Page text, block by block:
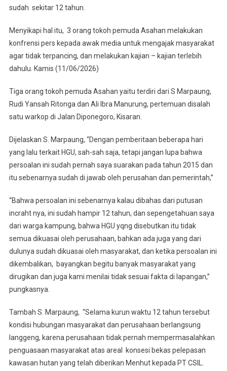
Fakta Dan
Rugikan
Masyarakat
sudah sekitar 12 tahun.
Menyikapi hal itu, 3 orang tokoh pemuda Asahan melakukan
konfrensi pers kepada awak media untuk mengajak masyarakat
agar tidak terpancing, dan melakukan kajian – kajian terlebih
dahulu. Kamis (11/06/2026)
Tiga orang tokoh pemuda Asahan yaitu terdiri dari S Marpaung,
Rudi Yansah Ritonga dan Ali Ibra Manurung, pertemuan disalah
satu warkop di Jalan Diponegoro, Kisaran.
Dijelaskan S. Marpaung, “Dengan pemberitaan beberapa hari
yang lalu terkait HGU, sah-sah saja, tetapi jangan lupa bahwa
persoalan ini sudah pernah saya suarakan pada tahun 2015 dan
itu sebenarnya sudah di jawab oleh perusahan dan pemerintah,”
“Bahwa persoalan ini sebenarnya kalau dibahas dari putusan
incraht nya, ini sudah hampir 12 tahun, dan sepengetahuan saya
dari warga kampung, bahwa HGU yqng disebutkan itu tidak
semua dikuasai oleh perusahaan, bahkan ada juga yang dari
dulunya sudah dikuasai oleh masyarakat, dan ketika persoalan ini
dikembalikan, bayangkan begitu banyak masyarakat yang
dirugikan dan juga kami menilai tidak sesuai fakta di lapangan,”
pungkasnya.
Tambah S. Marpaung, “Selama kurun waktu 12 tahun tersebut
kondisi hubungan masyarakat dan perusahaan berlangsung
langgeng, karena perusahaan tidak pernah mempermasalahkan
penguasaan masyarakat atas areal konsesi bekas pelepasan
kawasan hutan yang telah diberikan Menhut kepada PT CSIL.